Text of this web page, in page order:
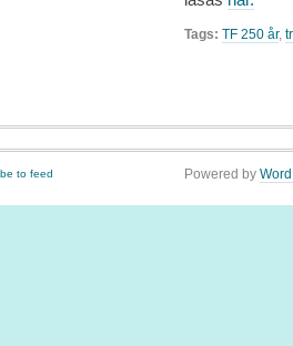
Tags: TF 250 år,
to feed Powered by